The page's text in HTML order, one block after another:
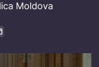
Moldova